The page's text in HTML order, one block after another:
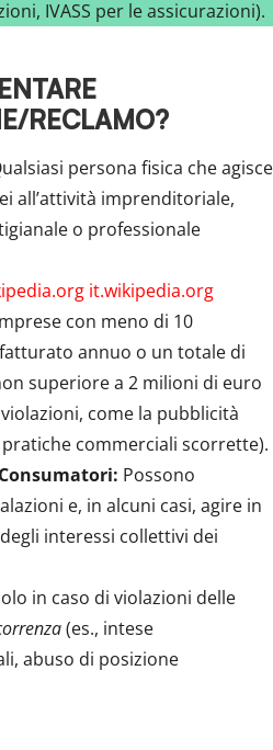
IVASS per le assicurazioni).
RECLAMO?
persona fisica che agisce
all’attività imprenditoriale,
o professionale
it.wikipedia.org
con meno di 10
annuo o un totale di
superiore a 2 milioni di euro
come la pubblicità
commerciali scorrette).
Possono
e, in alcuni casi, agire in
interessi collettivi dei
in caso di violazioni delle
(es., intese
abuso di posizione